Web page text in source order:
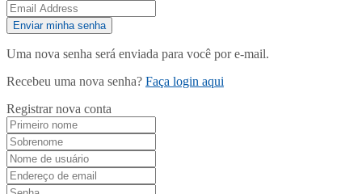
Uma nova senha será enviada para você por e-mail.
Recebeu uma nova senha? Faça login aqui
Registrar nova conta